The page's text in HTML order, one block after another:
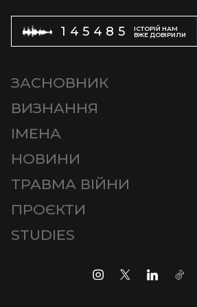
145485
ІСТОРІЙ НАМ
ВЖЕ ДОВІРИЛИ
ЗАСНОВНИК
ВИЗНАННЯ
ІМЕНА
НОВИНИ
ТРАВМА ВІЙНИ
ПРОЄКТИ
STUDIES